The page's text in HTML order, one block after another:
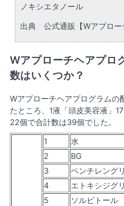
ノキシエタノール
出典 公式通販【Wアプロー
Wアプローチヘアプロ
数はいくつか？
Wアプローチヘアプログラムの
たところ、1液「頭皮美容液」
22個で合計数は39個でした。
1
水
2
BG
3
ペンチレング
4
エトキシジグ
5
ソルビトール